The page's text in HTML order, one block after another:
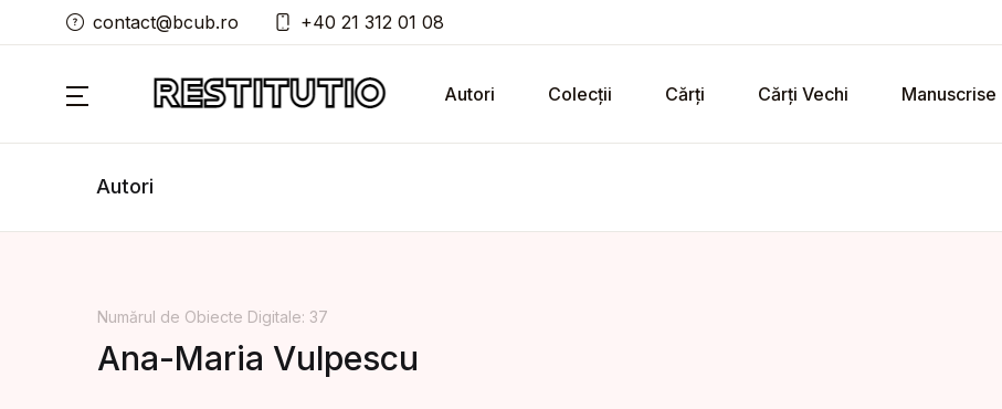
contact@bcub.ro +40 21 312 01 08
Autori Colecții Cărți Cărți Vechi Manuscrise
Autori
Numărul de Obiecte Digitale: 37
Ana-Maria Vulpescu